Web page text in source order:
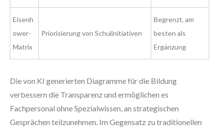
Eisenh
ower-
Matrix
Priorisierung von Schulinitiativen
Begrenzt, am
besten als
Ergänzung
Die von KI generierten Diagramme für die Bildung
verbessern die Transparenz und ermöglichen es
Fachpersonal ohne Spezialwissen, an strategischen
Gesprächen teilzunehmen. Im Gegensatz zu traditionellen